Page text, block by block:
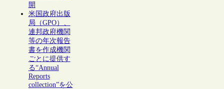
開
米国政府出版
局（GPO）、
連邦政府機関
等の年次報告
書を作成機関
ごとに提供す
る“Annual
Reports
collection”を公